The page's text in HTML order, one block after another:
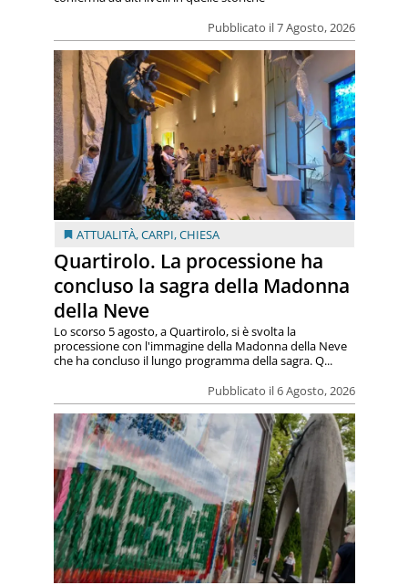
Pubblicato il 7 Agosto, 2026
ATTUALITÀ,CARPI,CHIESA
Quartirolo. La processione ha
concluso la sagra della Madonna
della Neve
Pubblicato il 6 Agosto, 2026
Lo scorso 5 agosto, a Quartirolo, si è svolta la
processione con l'immagine della Madonna della Neve
che ha concluso il lungo programma della sagra. Q...